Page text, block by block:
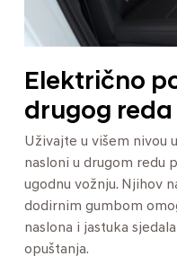
Električno
drugog reda
Uživajte u višem nivou
nasloni u drugom redu
ugodnu vožnju. Njihov
dodirnim gumbom
naslona i jastuka
opuštanja.